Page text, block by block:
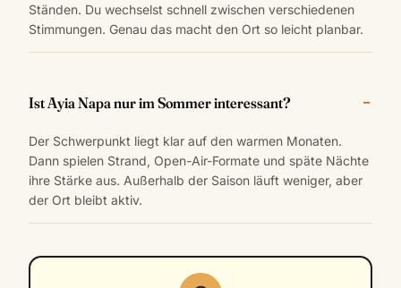
Ständen. Du wechselst schnell zwischen verschiedenen
Stimmungen. Genau das macht den Ort so leicht planbar.
Ist Ayia Napa nur im Sommer interessant?
Der Schwerpunkt liegt klar auf den warmen Monaten.
Dann spielen Strand, Open-Air-Formate und späte Nächte
ihre Stärke aus. Außerhalb der Saison läuft weniger, aber
der Ort bleibt aktiv.